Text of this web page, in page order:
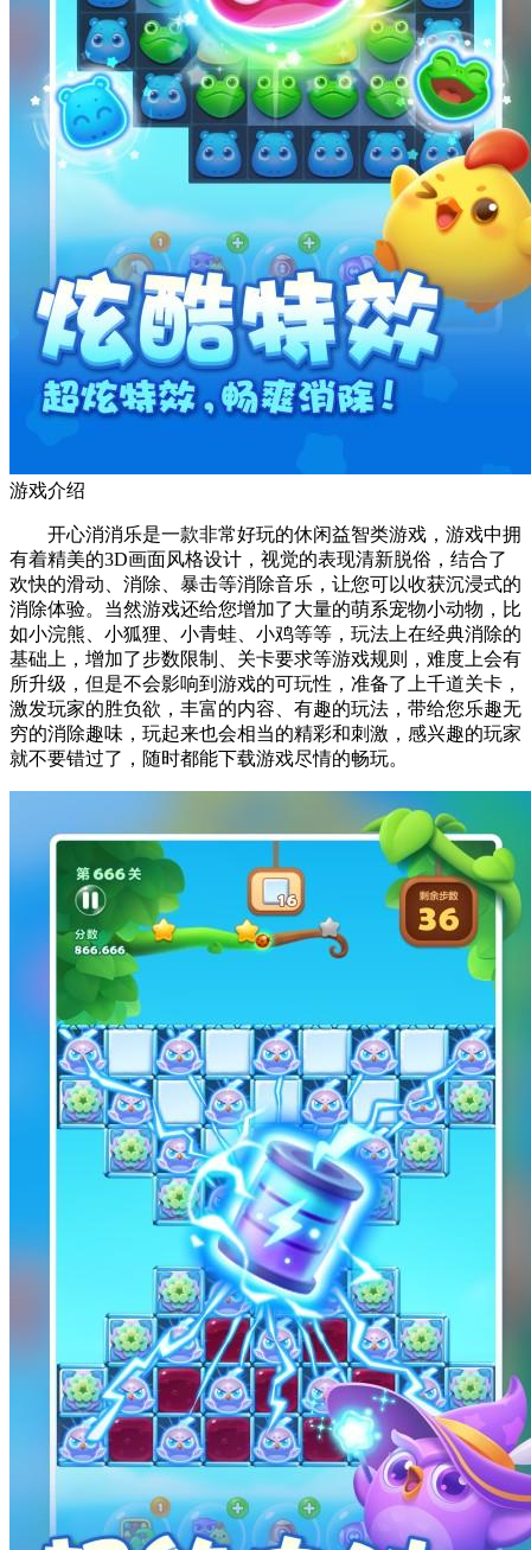
游戏介绍
开心消消乐是一款非常好玩的休闲益智类游戏，游戏中拥
有着精美的3D画面风格设计，视觉的表现清新脱俗，结合了
欢快的滑动、消除、暴击等消除音乐，让您可以收获沉浸式的
消除体验。当然游戏还给您增加了大量的萌系宠物小动物，比
如小浣熊、小狐狸、小青蛙、小鸡等等，玩法上在经典消除的
基础上，增加了步数限制、关卡要求等游戏规则，难度上会有
所升级，但是不会影响到游戏的可玩性，准备了上千道关卡，
激发玩家的胜负欲，丰富的内容、有趣的玩法，带给您乐趣无
穷的消除趣味，玩起来也会相当的精彩和刺激，感兴趣的玩家
就不要错过了，随时都能下载游戏尽情的畅玩。